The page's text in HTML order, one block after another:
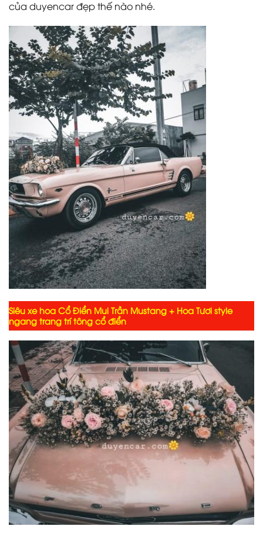
của duyencar đẹp thế nào nhé.
Siêu xe hoa Cổ Điển Mui Trần Mustang + Hoa Tươi style
ngang trang trí tông cổ điển